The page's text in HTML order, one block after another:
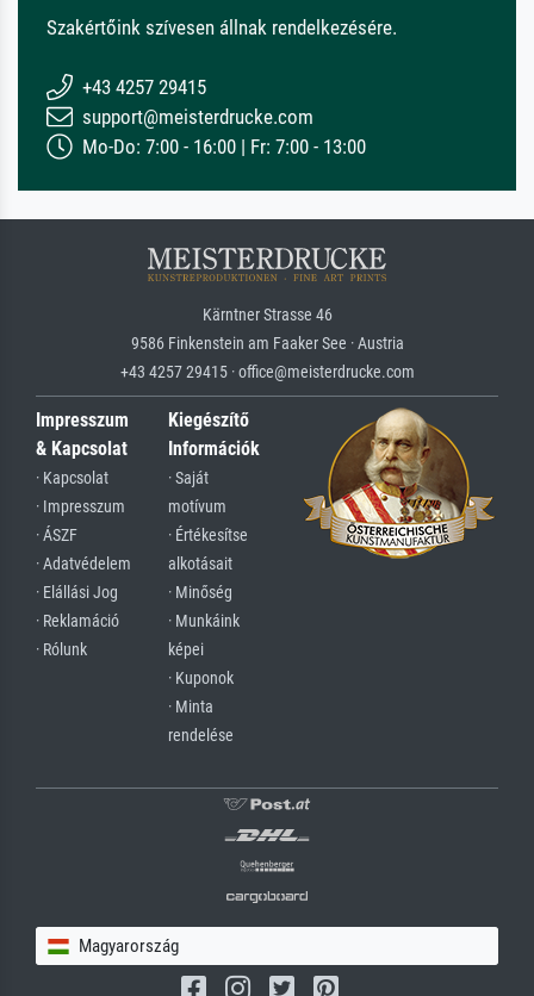
Szakértőink szívesen állnak rendelkezésére.
+43 4257 29415
support@meisterdrucke.com
Mo-Do: 7:00 - 16:00 | Fr: 7:00 - 13:00
Kärntner Strasse 46
9586 Finkenstein am Faaker See · Austria
+43 4257 29415 · office@meisterdrucke.com
Impresszum
& Kapcsolat
· Kapcsolat
· Impresszum
· ÁSZF
· Adatvédelem
· Elállási Jog
· Reklamáció
· Rólunk
Kiegészítő
Információk
· Saját
motívum
· Értékesítse
alkotásait
· Minőség
· Munkáink
képei
· Kuponok
· Minta
rendelése
Magyarország